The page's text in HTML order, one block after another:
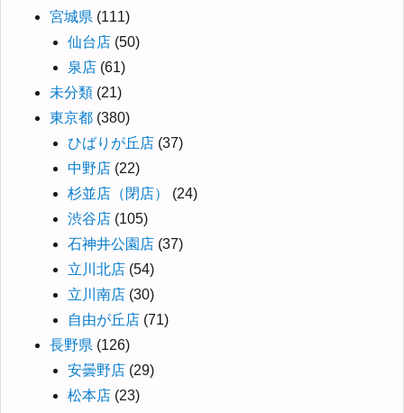
宮城県 (111)
仙台店 (50)
泉店 (61)
未分類 (21)
東京都 (380)
ひばりが丘店 (37)
中野店 (22)
杉並店（閉店）
(24)
渋谷店 (105)
石神井公園店 (37)
立川北店 (54)
立川南店 (30)
自由が丘店 (71)
長野県 (126)
安曇野店 (29)
松本店 (23)